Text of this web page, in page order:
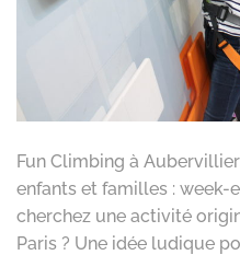
Fun Climbing à
enfants et familles : week-
cherchez une activité
Paris ? Une idée ludique